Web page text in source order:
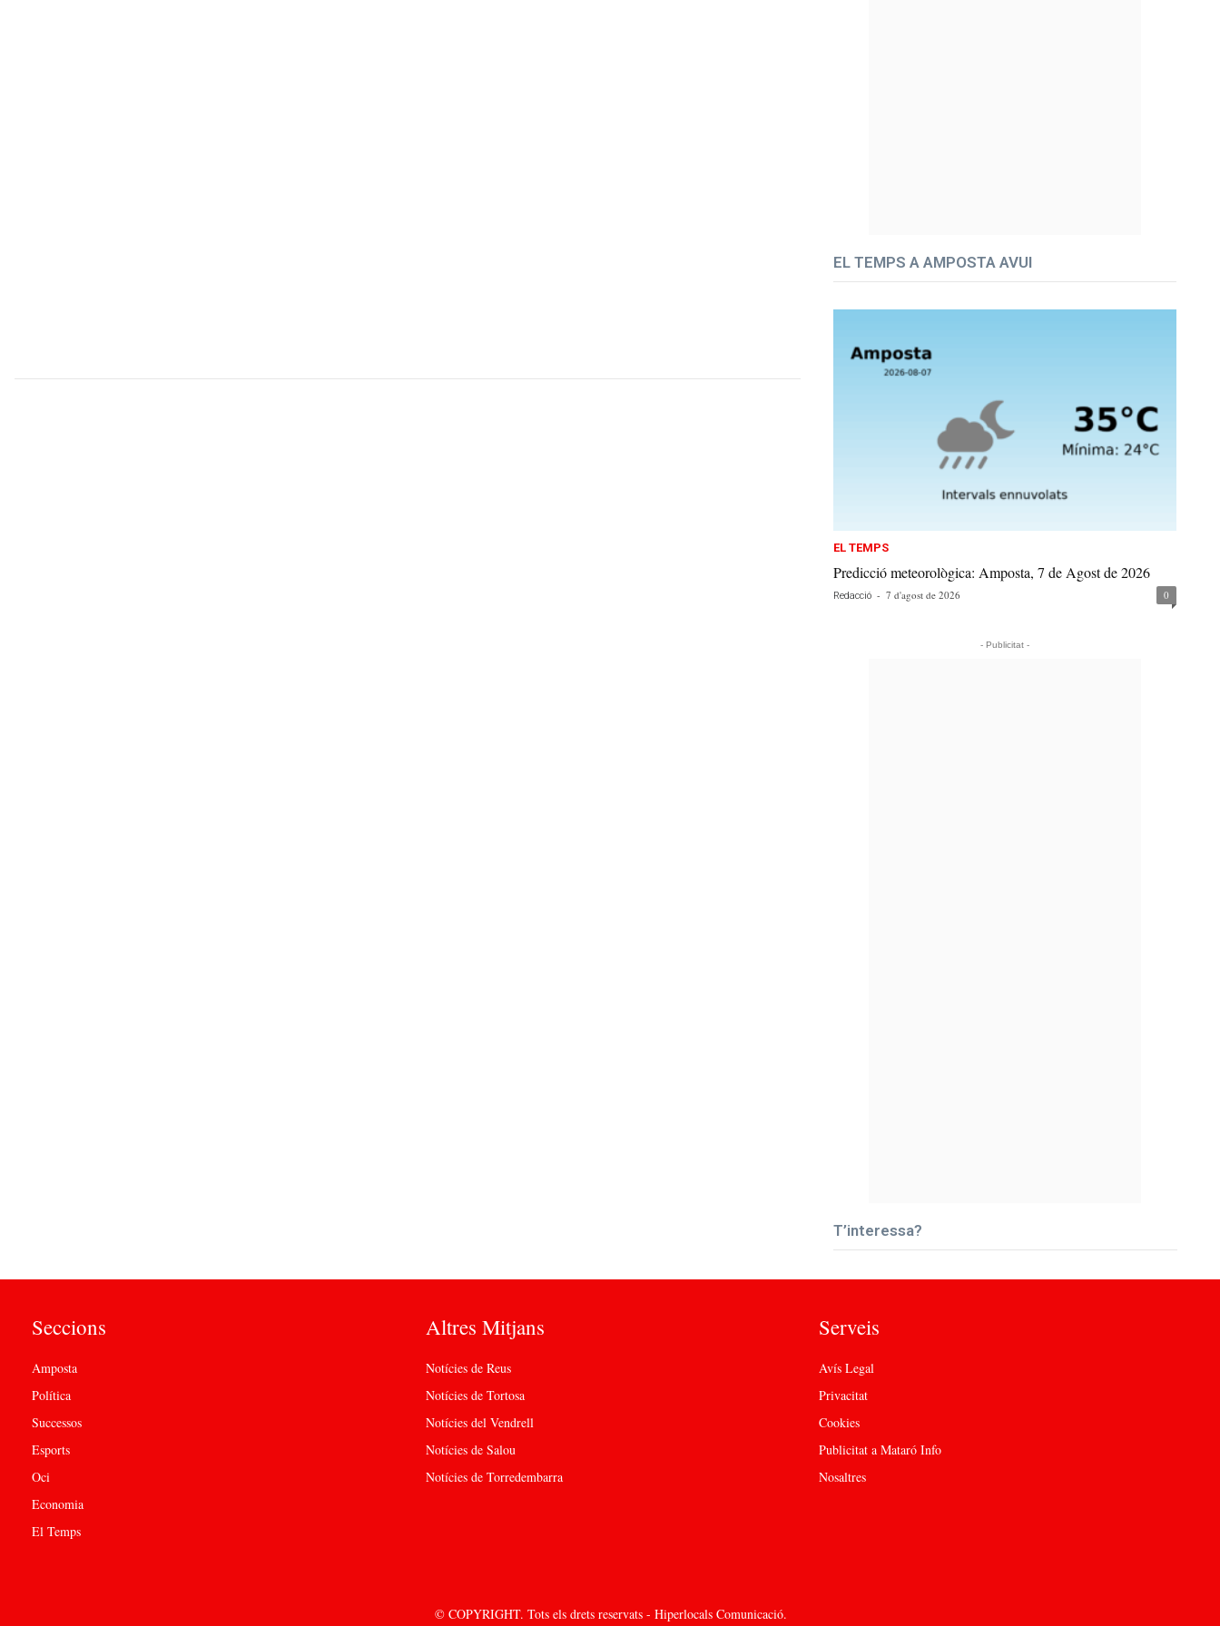
EL TEMPS A AMPOSTA AVUI
EL TEMPS
Predicció meteorològica: Amposta, 7 de Agost de 2026
Redacció - 7 d'agost de 2026 0
- Publicitat -
T’interessa?
Seccions
Amposta
Política
Successos
Esports
Oci
Economia
El Temps
Altres Mitjans
Notícies de Reus
Notícies de Tortosa
Notícies del Vendrell
Notícies de Salou
Notícies de Torredembarra
Serveis
Avís Legal
Privacitat
Cookies
Publicitat a Mataró Info
Nosaltres
© COPYRIGHT. Tots els drets reservats - Hiperlocals Comunicació.